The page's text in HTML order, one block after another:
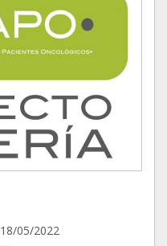
18/05/2022